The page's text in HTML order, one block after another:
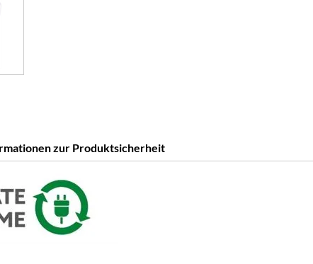
zur Produktsicherheit